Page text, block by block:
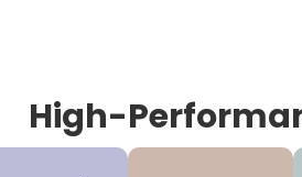
High-